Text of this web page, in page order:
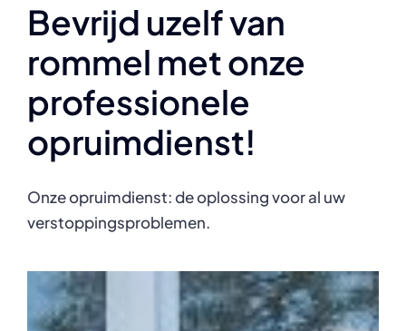
Bevrijd uzelf van
rommel met onze
professionele
opruimdienst!
Onze opruimdienst: de oplossing voor al uw
verstoppingsproblemen.